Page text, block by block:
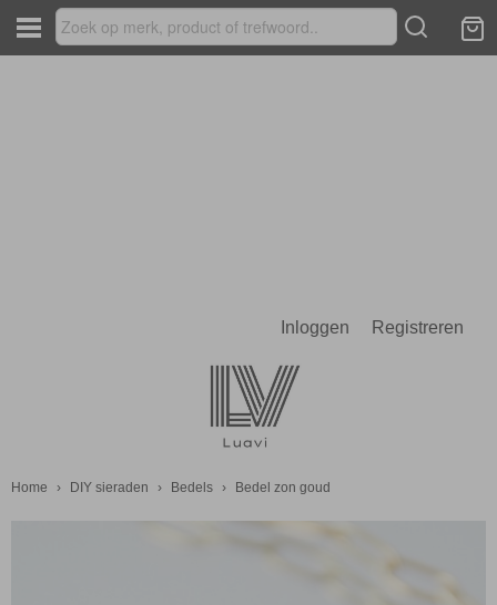
Inloggen Registreren
Home › DIY sieraden › Bedels › Bedel zon goud